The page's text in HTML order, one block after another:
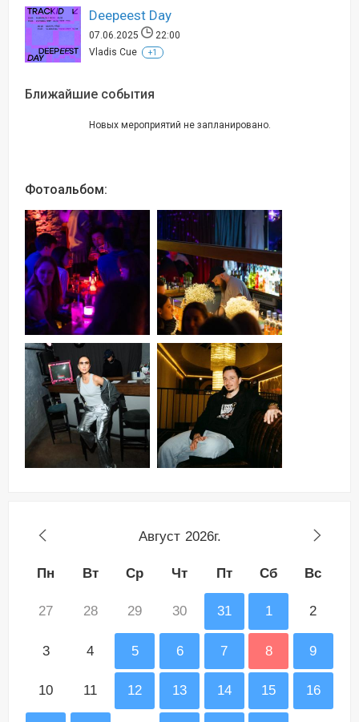
Deepeest Day
07.06.2025
22:00
Vladis Cue
+1
Ближайшие события
Новых мероприятий не запланировано.
Фотоальбом:
Август 2026г.
Пн Вт Ср Чт Пт Сб Вс
27 28 29 30 31 1 2
3 4 5 6 7 8 9
10 11 12 13 14 15 16